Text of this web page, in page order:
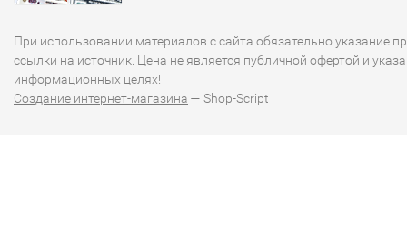
При использовании материалов с сайта обязательно указание
ссылки на источник. Цена не является публичной офертой и
информационных целях!
Создание интернет-магазина — Shop-Script